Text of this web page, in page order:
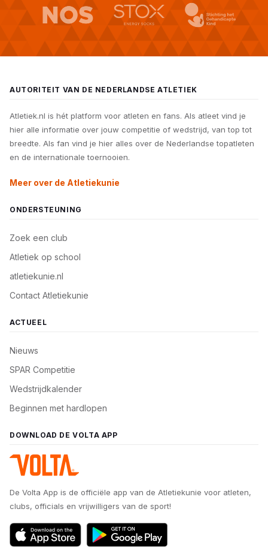
AUTORITEIT VAN DE NEDERLANDSE ATLETIEK
Atletiek.nl is hét platform voor atleten en fans. Als atleet vind je
hier alle informatie over jouw competitie of wedstrijd, van top tot
breedte. Als fan vind je hier alles over de Nederlandse topatleten
en de internationale toernooien.
Meer over de Atletiekunie
ONDERSTEUNING
Zoek een club
Atletiek op school
atletiekunie.nl
Contact Atletiekunie
ACTUEEL
Nieuws
SPAR Competitie
Wedstrijdkalender
Beginnen met hardlopen
DOWNLOAD DE VOLTA APP
De Volta App is de officiële app van de Atletiekunie voor atleten,
clubs, officials en vrijwilligers van de sport!